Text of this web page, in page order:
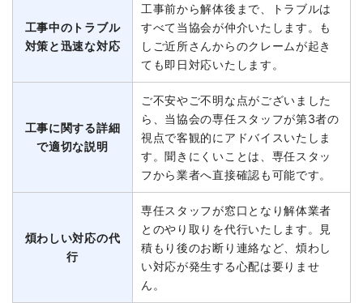
工事中のトラブル
対策と迅速な対応
工事前から解体後まで、トラブルは
すべて当協会が仲介いたします。も
しご近所さんからのクレームが起き
ても即日対応いたします。
工事に関する詳細
で適切な説明
ご不安やご不明な点がございました
ら、当協会の専任スタッフが第3者の
視点で客観的にアドバイスいたしま
す。聞きにくいことは、専任スタッ
フから業者へ直接確認も可能です。
煩わしい対応の代
行
専任スタッフが窓口となり解体業者
とのやり取りを代行いたします。見
積もり後のお断り連絡など、煩わし
い対応が発生する心配は要りませ
ん。